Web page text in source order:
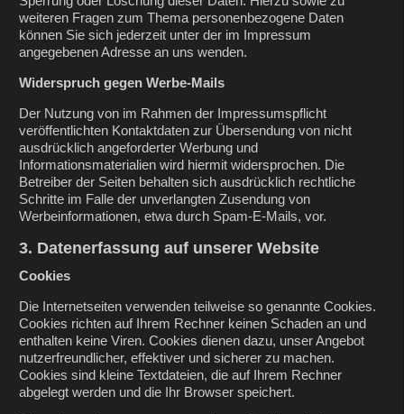
weiteren Fragen zum Thema personenbezogene Daten
können Sie sich jederzeit unter der im Impressum
angegebenen Adresse an uns wenden.
Widerspruch gegen Werbe-Mails
Der Nutzung von im Rahmen der Impressumspflicht
veröffentlichten Kontaktdaten zur Übersendung von nicht
ausdrücklich angeforderter Werbung und
Informationsmaterialien wird hiermit widersprochen. Die
Betreiber der Seiten behalten sich ausdrücklich rechtliche
Schritte im Falle der unverlangten Zusendung von
Werbeinformationen, etwa durch Spam-E-Mails, vor.
3. Datenerfassung auf unserer Website
Cookies
Die Internetseiten verwenden teilweise so genannte Cookies.
Cookies richten auf Ihrem Rechner keinen Schaden an und
enthalten keine Viren. Cookies dienen dazu, unser Angebot
nutzerfreundlicher, effektiver und sicherer zu machen.
Cookies sind kleine Textdateien, die auf Ihrem Rechner
abgelegt werden und die Ihr Browser speichert.